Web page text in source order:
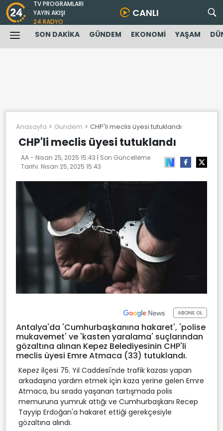
TV PROGRAMLARI
YAYIN AKIŞI
24 RADYO
CANLI
SON DAKİKA GÜNDEM EKONOMİ YAŞAM
Anasayfa Gundem CHP'li meclis üyesi tutuklandı
CHP'li meclis üyesi tutuklandı
AA - Nisan 25, 2025 15:43 | Son Güncelleme
Tarihi: Nisan 25, 2025 15:43
ABONE OL
Antalya'da 'Cumhurbaşkanına hakaret', 'polise
mukavemet' ve 'kasten yaralama' suçlarından
gözaltına alınan Kepez Belediyesinin CHP'li
meclis üyesi Emre Atmaca (33) tutuklandı.
Kepez ilçesi 75. Yıl Caddesi'nde trafik kazası yapan
arkadaşına yardım etmek için kaza yerine gelen Emre
Atmaca, bu sırada yaşanan tartışmada polis
memuruna yumruk attığı ve Cumhurbaşkanı Recep
Tayyip Erdoğan'a hakaret ettiği gerekçesiyle
gözaltına alındı.